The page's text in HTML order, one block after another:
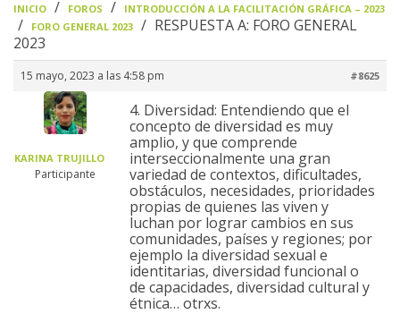
INICIO FOROS INTRODUCCIÓN A LA FACILITACIÓN GRÁFICA – 2023
FORO GENERAL 2023
RESPUESTA A: FORO GENERAL
2023
15 mayo, 2023 a las 4:58 pm #8625
KARINA TRUJILLO
Participante
4. Diversidad: Entendiendo que el
concepto de diversidad es muy
amplio, y que comprende
interseccionalmente una gran
variedad de contextos, dificultades,
obstáculos, necesidades, prioridades
propias de quienes las viven y
luchan por lograr cambios en sus
comunidades, países y regiones; por
ejemplo la diversidad sexual e
identitarias, diversidad funcional o
de capacidades, diversidad cultural y
étnica… otrxs.